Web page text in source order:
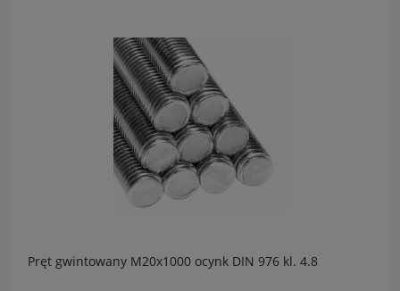
Pręt gwintowany M20x1000 ocynk DIN 976 kl. 4.8